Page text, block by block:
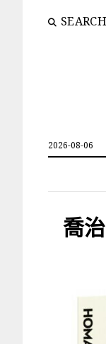
SEARCH
2026-08-06
喬